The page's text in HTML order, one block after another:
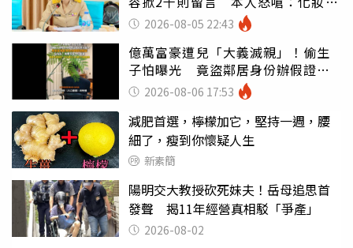
錯嗎2026-08-05 22:43
億萬富豪遭兒「大義滅親」！偷生
子怕曝光 竟盜鄰居身份辦假證落
戶 2026-08-06 17:53
減肥首選，檸檬加它，堅持一週，腰
細了，瘦到你懷疑人生
新素簡
陽明交大教授砍死妹夫！岳母追思首
發聲 揭11年經營真相駁「爭產」
2026-08-02